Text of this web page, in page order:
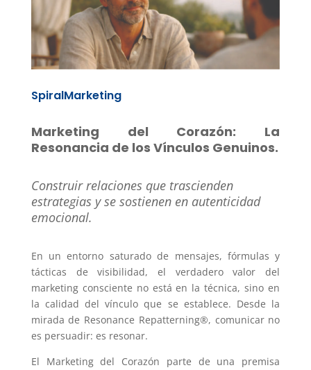
SpiralMarketing
Marketing del Corazón: La
Resonancia de los Vínculos Genuinos.
Construir relaciones que trascienden
estrategias y se sostienen en autenticidad
emocional.
En un entorno saturado de mensajes, fórmulas y
tácticas de visibilidad, el verdadero valor del
marketing consciente no está en la técnica, sino en
la calidad del vínculo que se establece. Desde la
mirada de Resonance Repatterning®, comunicar no
es persuadir: es resonar.
El Marketing del Corazón parte de una premisa